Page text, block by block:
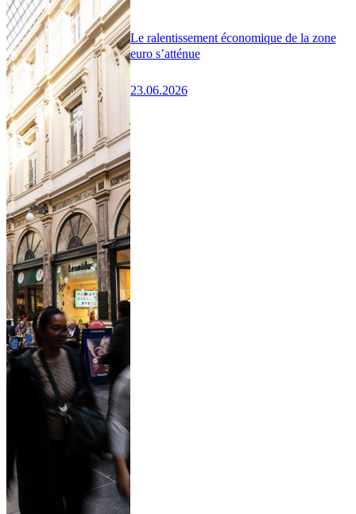
Le ralentissement économique de la zone
euro s’atténue
23.06.2026